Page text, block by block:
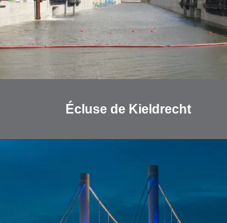
En savoir plus
Écluse de Kieldrecht
officiellement inaugurée par le roi
Philippe le 10 juin 2016. La
construction de la plus grande
écluse du monde est …